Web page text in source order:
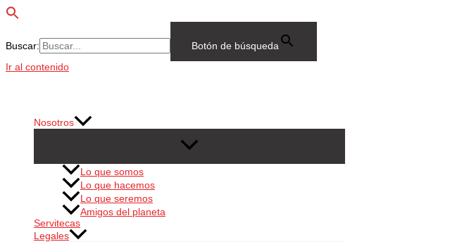
Buscar:
Botón de búsqueda
Ir al contenido
Nosotros
Lo que somos
Lo que hacemos
Lo que seremos
Amigos del planeta
Servitecas
Legales